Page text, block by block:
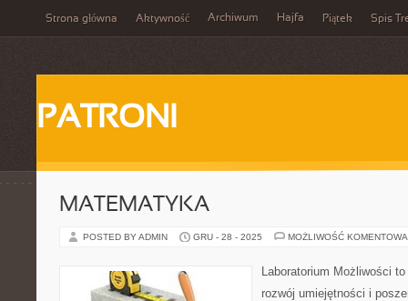
Strona główna Aktywność Archiwum Hajfa Piątek Spis
PATRONI
MATEMATYKA
POSTED BY ADMIN GRU - 28 - 2025 MOŻLIWOŚĆ
Laboratorium Możliwości
rozwój umiejętności i